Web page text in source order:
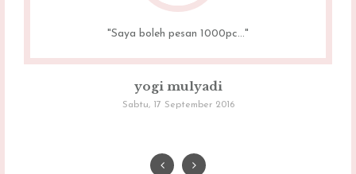
"Saya boleh pesan 1000pc..."
yogi mulyadi
Sabtu, 17 September 2016